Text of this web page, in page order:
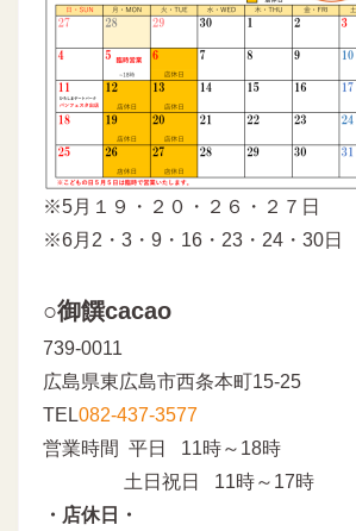
※5月１９・２０・２６・２７日
※6月2・3・9・16・23・24・30日
○御饌cacao
739-0011
広島県東広島市西条本町15-25
TEL082-437-3577
営業時間 平日 11時～18時
土日祝日 11時～17時
・店休日・